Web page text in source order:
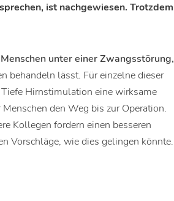
ist nachgewiesen. Trotzdem
unter einer Zwangsstörung,
behandeln lässt. Für einzelne dieser
Hirnstimulation eine wirksame
den Weg bis zur Operation.
Kollegen fordern einen besseren
Vorschläge, wie dies gelingen könnte.